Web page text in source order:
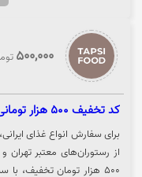
500,000
کد تخفیف 500 هزار تومانی تپسی فود ویژه درگاه تارا
برای سفارش انواع غذای
از رستوران‌های معتبر تهران